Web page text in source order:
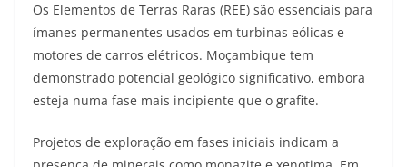
Os Elementos de Terras Raras (REE) são essenciais para
ímanes permanentes usados em turbinas eólicas e
motores de carros elétricos. Moçambique tem
demonstrado potencial geológico significativo, embora
esteja numa fase mais incipiente que o grafite.
Projetos de exploração em fases iniciais indicam a